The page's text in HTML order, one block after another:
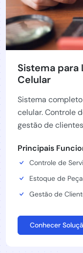
Sistema para
Celular
Sistema
celular. Controle
gestão de
Principais
Controle de
Estoque de
Gestão de
Conhecer